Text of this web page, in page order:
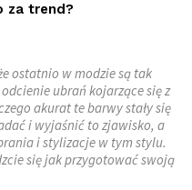
za trend?
ostatnio w modzie są tak
ubrań kojarzące się z
akurat te barwy stały się
i wyjaśnić to zjawisko, a
i stylizacje w tym stylu.
się jak przygotować swoją